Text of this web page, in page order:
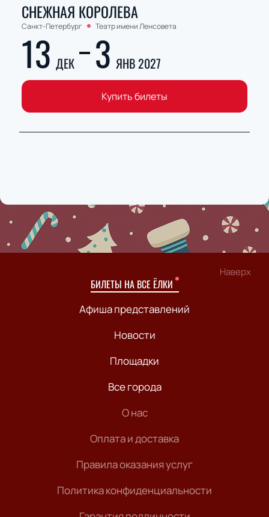
СНЕЖНАЯ КОРОЛЕВА
Санкт-Петербург Театр имени Ленсовета
13 ДЕК 3 ЯНВ 2027
Купить билеты
Наверх
БИЛЕТЫ НА ВСЕ ЁЛКИ
Афиша представлений
Новости
Площадки
Все города
О нас
Оплата и доставка
Правила оказания услуг
Политика конфиденциальности